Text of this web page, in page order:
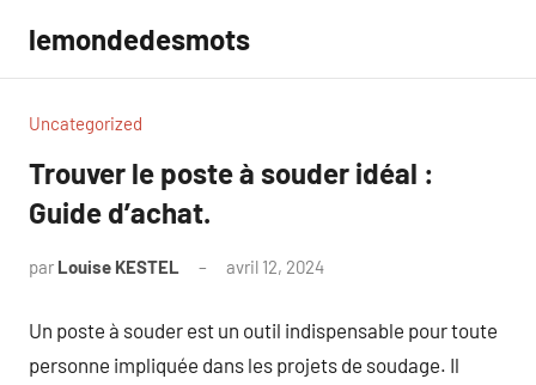
contenu
lemondedesmots
Uncategorized
Trouver le poste à souder idéal :
Guide d’achat.
par Louise KESTEL avril 12, 2024
Un poste à souder est un outil indispensable pour toute
personne impliquée dans les projets de soudage. Il